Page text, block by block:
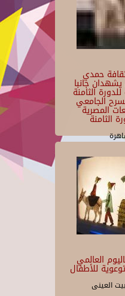
حمدي
جانبا
الثامنة
الجامعي
المصرية
الثامنة
العالمي
للأطفال
العينى